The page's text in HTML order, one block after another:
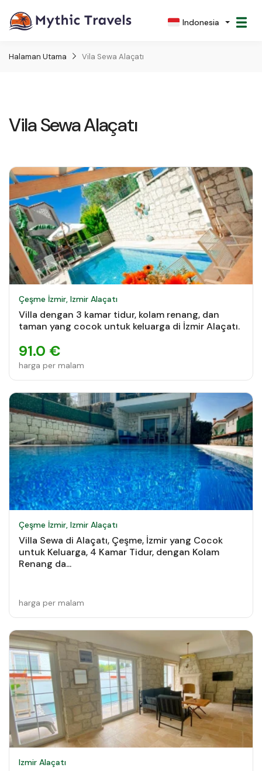
Indonesia
Halaman Utama Vila Sewa Alaçatı
Vila Sewa Alaçatı
Çeşme İzmir, Izmir Alaçatı
Villa dengan 3 kamar tidur, kolam renang, dan
taman yang cocok untuk keluarga di İzmir Alaçatı.
91.0 €
harga per malam
Çeşme İzmir, Izmir Alaçatı
Villa Sewa di Alaçatı, Çeşme, İzmir yang Cocok
untuk Keluarga, 4 Kamar Tidur, dengan Kolam
Renang da...
harga per malam
Izmir Alaçatı